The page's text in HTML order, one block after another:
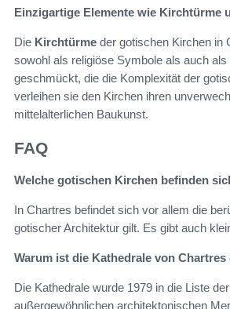
Einzigartige Elemente wie Kirchtürme
Die Kirchtürme der gotischen Kirchen in
sowohl als religiöse Symbole als auch
geschmückt, die die Komplexität der
verleihen sie den Kirchen ihren
mittelalterlichen Baukunst.
FAQ
Welche gotischen Kirchen befinden
In Chartres befindet sich vor allem die
gotischer Architektur gilt. Es gibt auch
Warum ist die Kathedrale von
Die Kathedrale wurde 1979 in die Liste
außergewöhnlichen architektonischen